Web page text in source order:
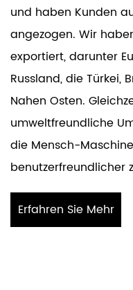
und haben Kunden
angezogen. Wir
exportiert, darunter
Russland, die Türkei,
Nahen Osten.
umweltfreundliche
die Mensch-
benutzerfreundlicher
Erfahren Sie Mehr